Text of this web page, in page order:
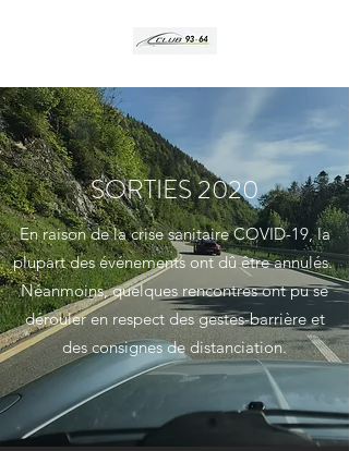
SORTIES 2020
En raison de la crise sanitaire COVID-19, la
plupart des événements ont dû être annulés.
Néanmoins, quelques rencontres ont pu se
dérouler en respect des gestes-barrière et
des consignes de distanciation.